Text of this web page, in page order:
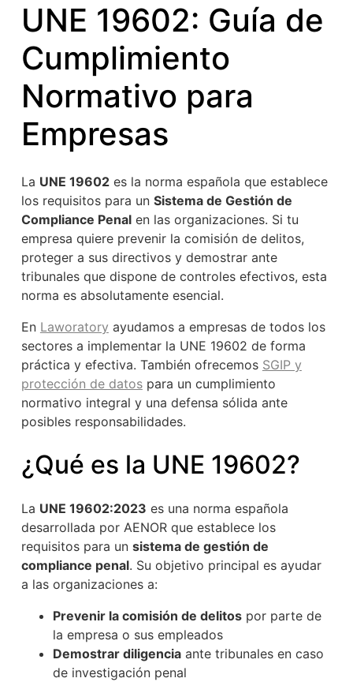
UNE 19602: Guía de
Cumplimiento
Normativo para
Empresas
La UNE 19602es la norma española que establece
los requisitos para un Sistema de Gestión de
Compliance Penalen las organizaciones. Si tu
empresa quiere prevenir la comisión de delitos,
proteger a sus directivos y demostrar ante
tribunales que dispone de controles efectivos, esta
norma es absolutamente esencial.
En Laworatory ayudamos a empresas de todos los
sectores a implementar la UNE 19602 de forma
práctica y efectiva. También ofrecemos SGIP y
protección de datospara un cumplimiento
normativo integral y una defensa sólida ante
posibles responsabilidades.
¿Qué es la UNE 19602?
La UNE 19602:2023 es una norma española
desarrollada por AENOR que establece los
requisitos para un sistema de gestión de
compliance penal. Su objetivo principal es ayudar
a las organizaciones a:
Prevenir la comisión de delitospor parte de
la empresa o sus empleados
Demostrar diligenciaante tribunales en caso
de investigación penal